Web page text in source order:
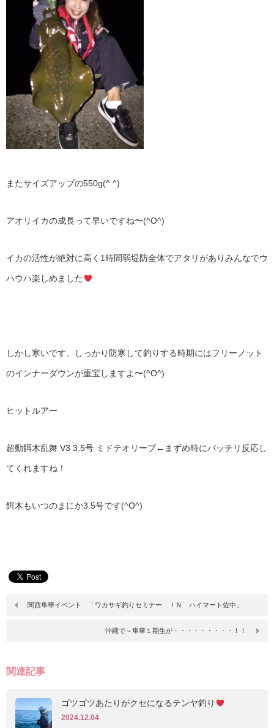
またサイズアップの550g(^ ^)
アオリイカの成長って早いですね〜(^O^)
イカの活性が絶対に高く1時間弱堤防全体でアタリがありみんなでウ
ハウハ楽しめました
しかし寒いです、しっかり防寒して釣りする時期にはフリーノット
のインナーダウンが重宝しますよ〜(^O^)
ヒットルアー
超動餌木乱舞 V3 3.5号 ミドテオリーブ←まずめ時にバッチリ反応し
てくれますね！
餌木もいつのまにか3.5号です(^O^)
関西隼華イベント 「ワカサギ釣りセミナー ＩＮ ハイマート佐中」
沖縄で～隼華１期生が・・・・・・・・・！！
関連記事
ゴツゴツあたりがクセになるテンヤ釣り
2024.12.04